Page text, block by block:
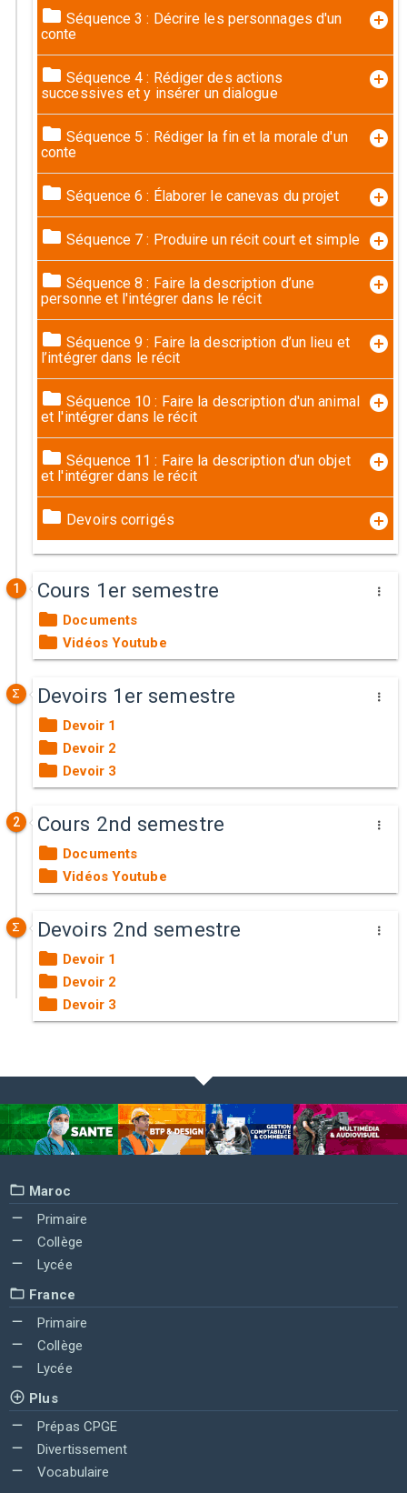
Séquence 3 : Décrire les personnages d'un
conte
Séquence 4 : Rédiger des actions
successives et y insérer un dialogue
Séquence 5 : Rédiger la fin et la morale d'un
conte
Séquence 6 : Élaborer le canevas du projet
Séquence 7 : Produire un récit court et simple
Séquence 8 : Faire la description d’une
personne et l'intégrer dans le récit
Séquence 9 : Faire la description d’un lieu et
l’intégrer dans le récit
Séquence 10 : Faire la description d'un animal
et l'intégrer dans le récit
Séquence 11 : Faire la description d'un objet
et l'intégrer dans le récit
Devoirs corrigés
1 Cours 1er semestre
Documents
Vidéos Youtube
Devoirs 1er semestre
Devoir 1
Devoir 2
Devoir 3
2 Cours 2nd semestre
Documents
Vidéos Youtube
Devoirs 2nd semestre
Devoir 1
Devoir 2
Devoir 3
Maroc
Primaire
Collège
Lycée
France
Primaire
Collège
Lycée
Plus
Prépas CPGE
Divertissement
Vocabulaire